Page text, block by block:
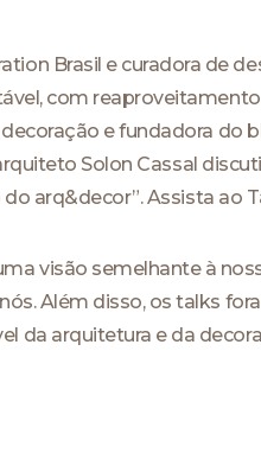
Brasil e curadora de
com
e fundadora do
Solon Cassal
arq&decor”. Assista ao
visão semelhante à
Além disso, os talks
da arquitetura e da